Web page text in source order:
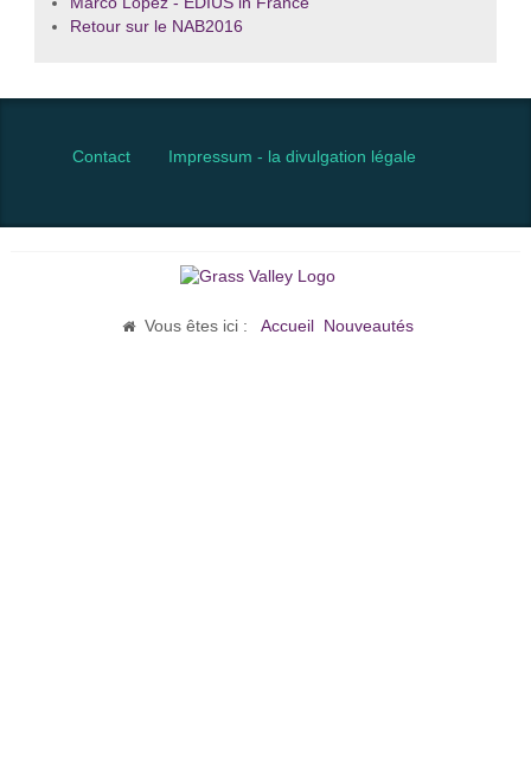
Retour sur le NAB2016
Contact Impressum - la divulgation légale
Vous êtes ici :Accueil Nouveautés